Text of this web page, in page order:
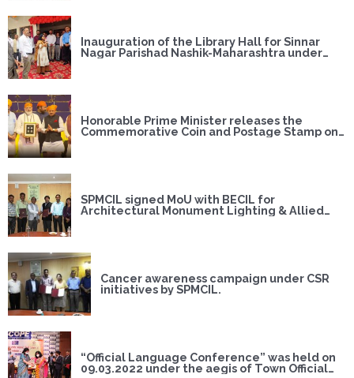
Inauguration of the Library Hall for Sinnar
Nagar Parishad Nashik-Maharashtra under
Honorable Prime Minister releases the
Commemorative Coin and Postage Stamp on
SPMCIL signed MoU with BECIL for
Architectural Monument Lighting & Allied
Cancer awareness campaign under CSR
initiatives by SPMCIL.
“Official Language Conference” was held on
09.03.2022 under the aegis of Town Official